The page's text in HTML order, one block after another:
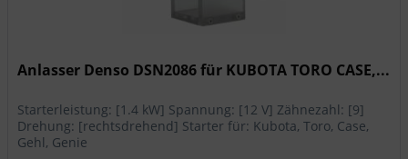
Anlasser Denso DSN2086 für KUBOTA TORO CASE,...
Starterleistung: [1.4 kW] Spannung: [12 V] Zähnezahl: [9]
Drehung: [rechtsdrehend] Starter für: Kubota, Toro, Case,
Gehl, Genie